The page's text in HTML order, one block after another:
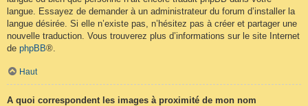
langue. Essayez de demander à un administrateur du forum d’installer la
langue désirée. Si elle n’existe pas, n’hésitez pas à créer et partager une
nouvelle traduction. Vous trouverez plus d’informations sur le site Internet
de phpBB®.
Haut
A quoi correspondent les images à proximité de mon nom